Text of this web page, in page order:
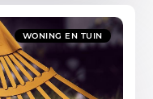
WONING EN TUIN